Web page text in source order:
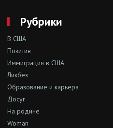
Рубрики
В США
Позитив
Иммиграция в США
Ликбез
Образование и карьера
Досуг
На родине
Woman